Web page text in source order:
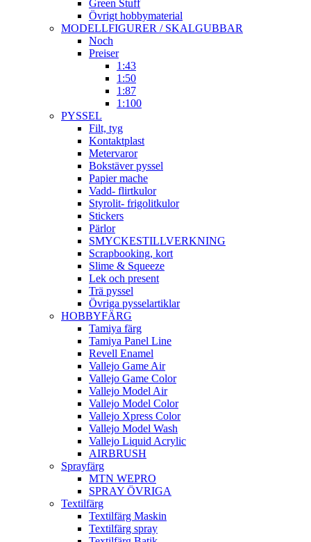
Green Stuff
Övrigt hobbymaterial
MODELLFIGURER / SKALGUBBAR
Noch
Preiser
1:43
1:50
1:87
1:100
PYSSEL
Filt, tyg
Kontaktplast
Metervaror
Bokstäver pyssel
Papier mache
Vadd- flirtkulor
Styrolit- frigolitkulor
Stickers
Pärlor
SMYCKESTILLVERKNING
Scrapbooking, kort
Slime & Squeeze
Lek och present
Trä pyssel
Övriga pysselartiklar
HOBBYFÄRG
Tamiya färg
Tamiya Panel Line
Revell Enamel
Vallejo Game Air
Vallejo Game Color
Vallejo Model Air
Vallejo Model Color
Vallejo Xpress Color
Vallejo Model Wash
Vallejo Liquid Acrylic
AIRBRUSH
Sprayfärg
MTN WEPRO
SPRAY ÖVRIGA
Textilfärg
Textilfärg Maskin
Textilfärg spray